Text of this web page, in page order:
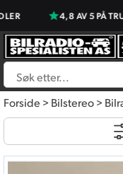
4,8 AV 5 PÅ TRUSTPILOT
Forside>Bilstereo>